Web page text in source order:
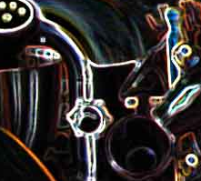
Salade de vermicelles de riz,
aux crevettes et au
pamplemousse